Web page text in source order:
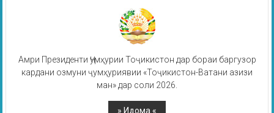
Амри Президенти Ҷумҳурии Тоҷикистон дар бораи баргузор
кардани озмуни ҷумҳуриявии «Тоҷикистон-Ватани азизи
ман» дар соли 2026.